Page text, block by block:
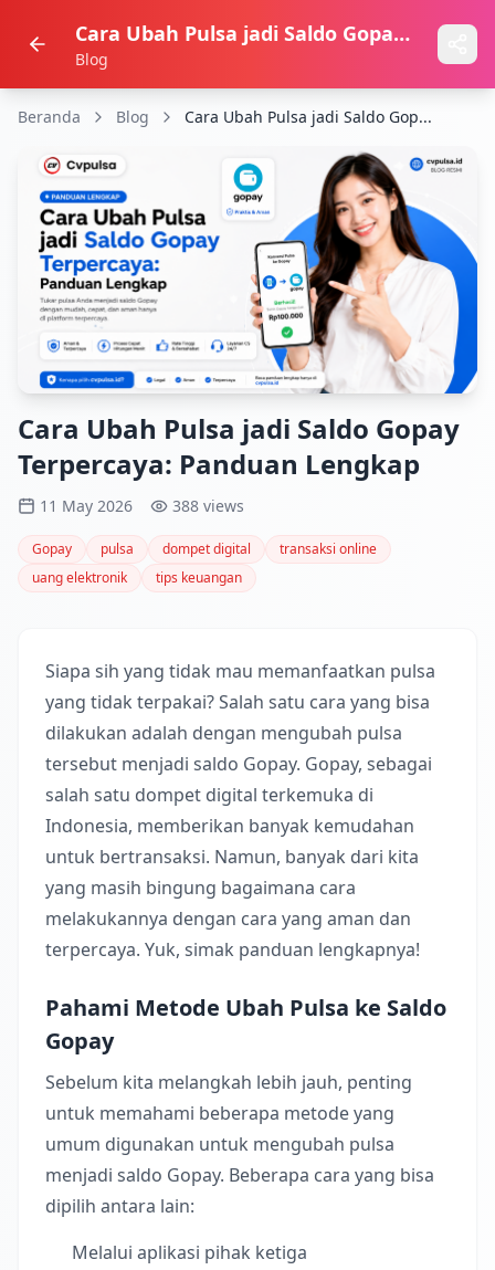
Cara Ubah Pulsa jadi Saldo Gopay Terpercaya: Panduan Lengkap
Blog
Beranda Blog Cara Ubah Pulsa jadi Saldo Gop...
Cara Ubah Pulsa jadi Saldo Gopay
Terpercaya: Panduan Lengkap
11 May 2026 388 views
Gopay pulsa dompet digital
transaksi online
uang elektronik
tips keuangan
Siapa sih yang tidak mau memanfaatkan pulsa
yang tidak terpakai? Salah satu cara yang bisa
dilakukan adalah dengan mengubah pulsa
tersebut menjadi saldo Gopay. Gopay, sebagai
salah satu dompet digital terkemuka di
Indonesia, memberikan banyak kemudahan
untuk bertransaksi. Namun, banyak dari kita
yang masih bingung bagaimana cara
melakukannya dengan cara yang aman dan
terpercaya. Yuk, simak panduan lengkapnya!
Pahami Metode Ubah Pulsa ke Saldo
Gopay
Sebelum kita melangkah lebih jauh, penting
untuk memahami beberapa metode yang
umum digunakan untuk mengubah pulsa
menjadi saldo Gopay. Beberapa cara yang bisa
dipilih antara lain:
Melalui aplikasi pihak ketiga